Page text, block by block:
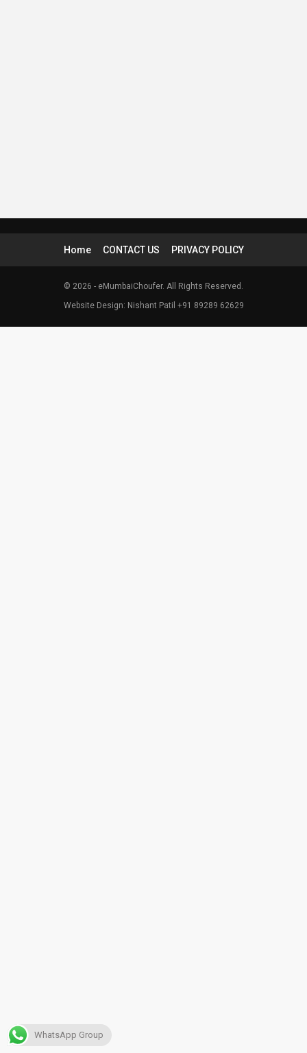
Home CONTACT US PRIVACY POLICY
© 2026 - eMumbaiChoufer. All Rights Reserved.
Website Design: Nishant Patil +91 89289 62629
WhatsApp Group